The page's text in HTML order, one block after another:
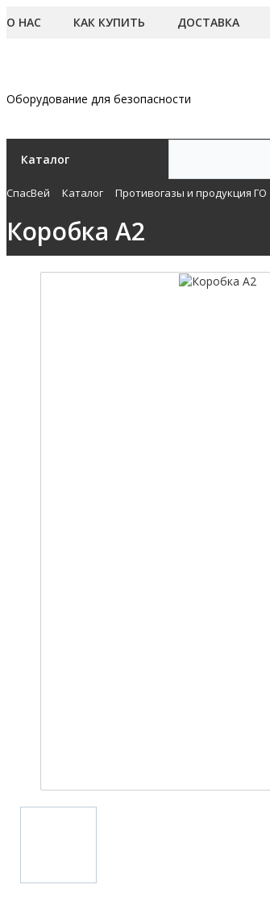
О НАС КАК КУПИТЬ ДОСТАВКА
Оборудование для безопасности
Каталог
СпасВей Каталог Противогазы и продукция ГО
Коробка A2